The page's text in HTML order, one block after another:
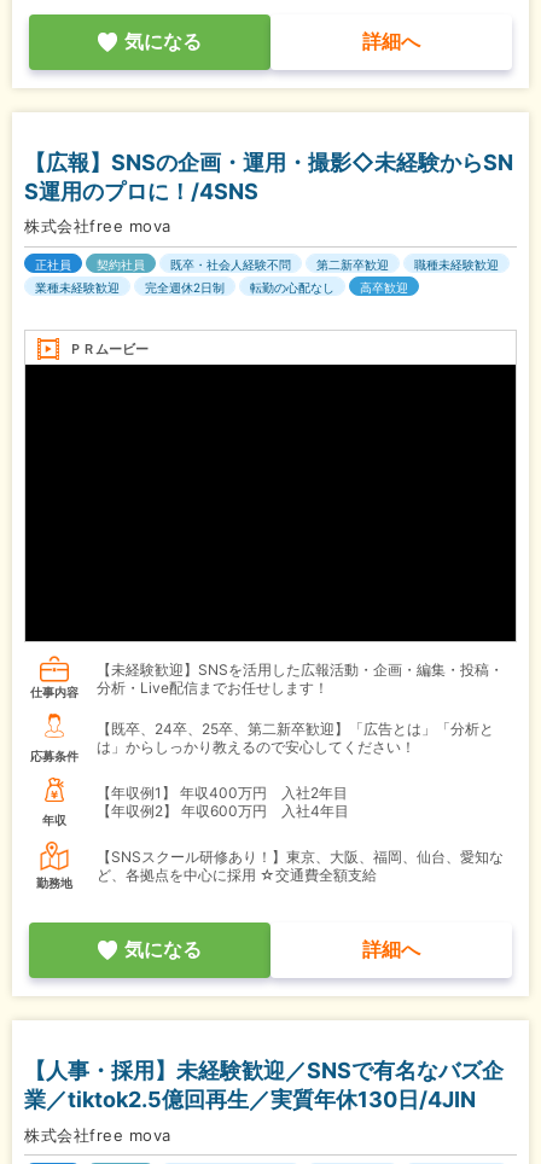
気になる 詳細へ
【広報】SNSの企画・運用・撮影◇未経験からSN
S運用のプロに！/4SNS
株式会社free mova
正社員 契約社員 既卒・社会人経験不問 第二新卒歓迎
職種未経験歓迎
業種未経験歓迎
完全週休2日制 転勤の心配なし 高卒歓迎
ＰＲムービー
仕事内容
【未経験歓迎】SNSを活用した広報活動・企画・編集・投稿・
分析・Live配信までお任せします！
応募条件
【既卒、24卒、25卒、第二新卒歓迎】「広告とは」「分析と
は」からしっかり教えるので安心してください！
年収
【年収例1】
年収400万円 入社2年目
【年収例2】
年収600万円 入社4年目
勤務地
【SNSスクール研修あり！】東京、大阪、福岡、仙台、愛知な
ど、各拠点を中心に採用 ☆交通費全額支給
気になる 詳細へ
【人事・採用】未経験歓迎／SNSで有名なバズ企
業／tiktok2.5億回再生／実質年休130日/4JIN
株式会社free mova